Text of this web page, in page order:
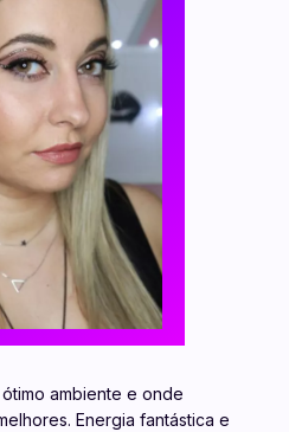
ambiente e onde
Energia fantástica e